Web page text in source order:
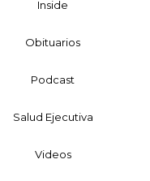
Inside
Obituarios
Podcast
Salud Ejecutiva
Videos